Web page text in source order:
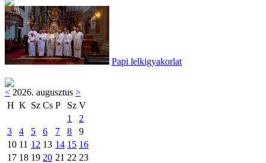
Papi lelkigyakorlat
< 2026. augusztus >
H K Sz Cs P Sz V
1
2
3
4 5 6 7 8
9
10 11 12 13 14 15 16
17 18 19 20 21 22 23